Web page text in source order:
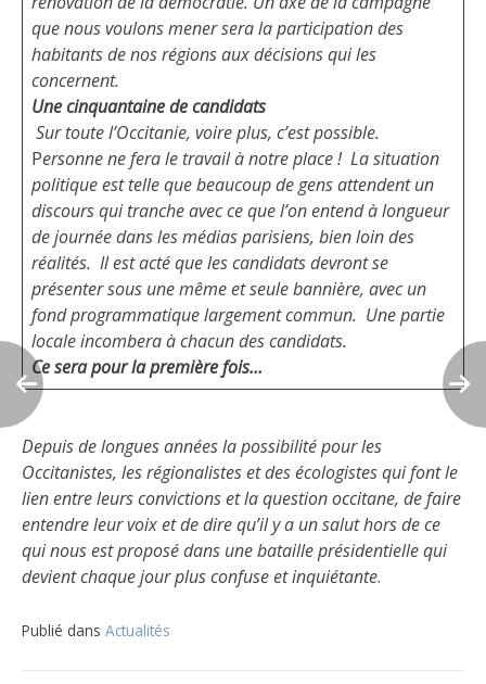
que nous voulons mener sera la participation des
habitants de nos régions aux décisions qui les
concernent.
Une cinquantaine de candidats
Sur toute l’Occitanie, voire plus, c’est possible.
Personne ne fera le travail à notre place ! La situation
politique est telle que beaucoup de gens attendent un
discours qui tranche avec ce que l’on entend à longueur
de journée dans les médias parisiens, bien loin des
réalités. Il est acté que les candidats devront se
présenter sous une même et seule bannière, avec un
fond programmatique largement commun. Une partie
locale incombera à chacun des candidats.
Ce sera pour la première fois…
Depuis de longues années la possibilité pour les
Occitanistes, les régionalistes et des écologistes qui font le
lien entre leurs convictions et la question occitane, de faire
entendre leur voix et de dire qu’il y a un salut hors de ce
qui nous est proposé dans une bataille présidentielle qui
devient chaque jour plus confuse et inquiétante.
Publié dans Actualités